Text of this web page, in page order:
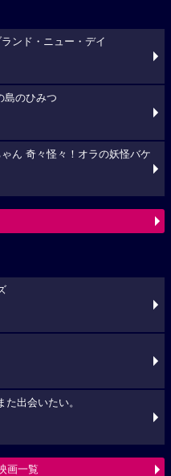
ンド・ニュー・デイ
のひみつ
ん 奇々怪々！オラの妖怪バケ
出会いたい。
画一覧